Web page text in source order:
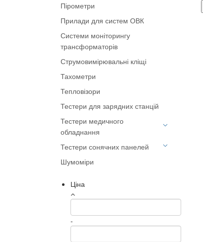
Мультиметри автомобільні
Мультиметри
багатофункціональні
Мультиметри цифрові
Пірометри
Прилади для систем ОВК
Системи моніторингу
трансформаторів
Струмовимірювальні кліщі
Тахометри
Тепловізори
Тестери для зарядних станцій
Тестери медичного
обладнання
Симулятори пацієнта
Тестери електробезпеки
Фотометрія
Функціональні тестери
Тестери сонячних панелей
Тестери електробезпеки
Тестери ефективності роботи
Шумоміри
Ціна
-